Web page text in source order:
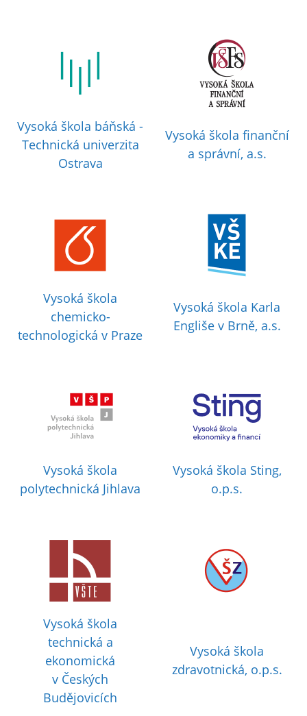
Vysoká škola báňská -
Technická univerzita
Ostrava
Vysoká škola finanční
a správní, a.s.
Vysoká škola
chemicko-
technologická v Praze
Vysoká škola Karla
Engliše v Brně, a.s.
Vysoká škola
polytechnická Jihlava
Vysoká škola Sting,
o.p.s.
Vysoká škola
technická a
ekonomická
v Českých
Budějovicích
Vysoká škola
zdravotnická, o.p.s.